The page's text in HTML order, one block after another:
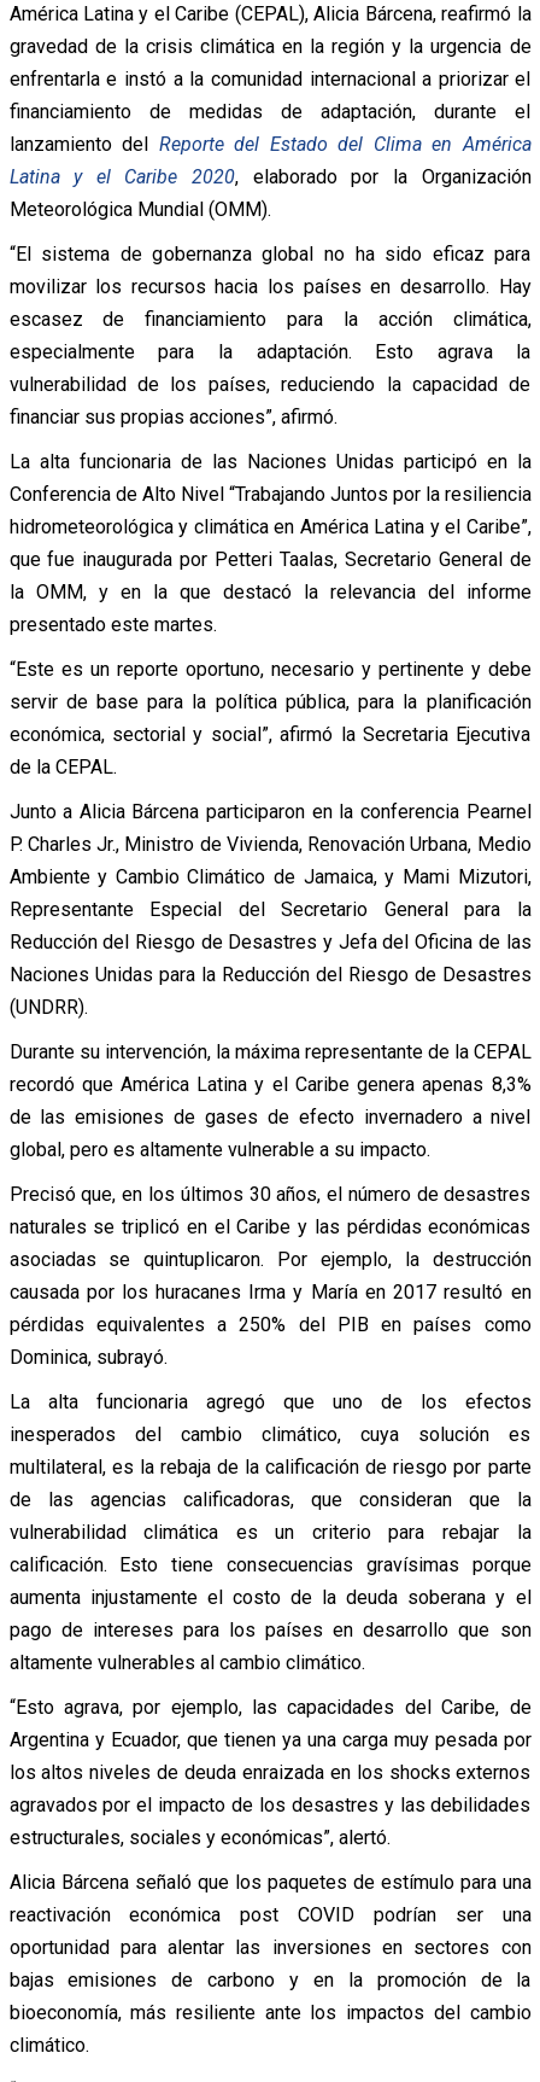
América Latina y el Caribe (CEPAL), Alicia Bárcena, reafirmó la
gravedad de la crisis climática en la región y la urgencia de
enfrentarla e instó a la comunidad internacional a priorizar el
financiamiento de medidas de adaptación, durante el
lanzamiento del Reporte del Estado del Clima en América
Latina y el Caribe 2020, elaborado por la Organización
Meteorológica Mundial (OMM).
“El sistema de gobernanza global no ha sido eficaz para
movilizar los recursos hacia los países en desarrollo. Hay
escasez de financiamiento para la acción climática,
especialmente para la adaptación. Esto agrava la
vulnerabilidad de los países, reduciendo la capacidad de
financiar sus propias acciones”, afirmó.
La alta funcionaria de las Naciones Unidas participó en la
Conferencia de Alto Nivel “Trabajando Juntos por la resiliencia
hidrometeorológica y climática en América Latina y el Caribe”,
que fue inaugurada por Petteri Taalas, Secretario General de
la OMM, y en la que destacó la relevancia del informe
presentado este martes.
“Este es un reporte oportuno, necesario y pertinente y debe
servir de base para la política pública, para la planificación
económica, sectorial y social”, afirmó la Secretaria Ejecutiva
de la CEPAL.
Junto a Alicia Bárcena participaron en la conferencia Pearnel
P. Charles Jr., Ministro de Vivienda, Renovación Urbana, Medio
Ambiente y Cambio Climático de Jamaica, y Mami Mizutori,
Representante Especial del Secretario General para la
Reducción del Riesgo de Desastres y Jefa del Oficina de las
Naciones Unidas para la Reducción del Riesgo de Desastres
(UNDRR).
Durante su intervención, la máxima representante de la CEPAL
recordó que América Latina y el Caribe genera apenas 8,3%
de las emisiones de gases de efecto invernadero a nivel
global, pero es altamente vulnerable a su impacto.
Precisó que, en los últimos 30 años, el número de desastres
naturales se triplicó en el Caribe y las pérdidas económicas
asociadas se quintuplicaron. Por ejemplo, la destrucción
causada por los huracanes Irma y María en 2017 resultó en
pérdidas equivalentes a 250% del PIB en países como
Dominica, subrayó.
La alta funcionaria agregó que uno de los efectos
inesperados del cambio climático, cuya solución es
multilateral, es la rebaja de la calificación de riesgo por parte
de las agencias calificadoras, que consideran que la
vulnerabilidad climática es un criterio para rebajar la
calificación. Esto tiene consecuencias gravísimas porque
aumenta injustamente el costo de la deuda soberana y el
pago de intereses para los países en desarrollo que son
altamente vulnerables al cambio climático.
“Esto agrava, por ejemplo, las capacidades del Caribe, de
Argentina y Ecuador, que tienen ya una carga muy pesada por
los altos niveles de deuda enraizada en los shocks externos
agravados por el impacto de los desastres y las debilidades
estructurales, sociales y económicas”, alertó.
Alicia Bárcena señaló que los paquetes de estímulo para una
reactivación económica post COVID podrían ser una
oportunidad para alentar las inversiones en sectores con
bajas emisiones de carbono y en la promoción de la
bioeconomía, más resiliente ante los impactos del cambio
climático.